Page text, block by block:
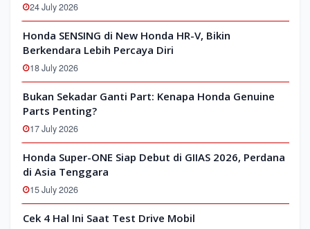
24 July 2026
Honda SENSING di New Honda HR-V, Bikin
Berkendara Lebih Percaya Diri
18 July 2026
Bukan Sekadar Ganti Part: Kenapa Honda Genuine
Parts Penting?
17 July 2026
Honda Super-ONE Siap Debut di GIIAS 2026, Perdana
di Asia Tenggara
15 July 2026
Cek 4 Hal Ini Saat Test Drive Mobil